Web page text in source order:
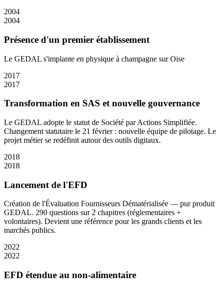
2004
2004
Présence d'un premier établissement
Le GEDAL s'implante en physique à champagne sur Oise
2017
2017
Transformation en SAS et nouvelle gouvernance
Le GEDAL adopte le statut de Société par Actions Simplifiée.
Changement statutaire le 21 février : nouvelle équipe de pilotage. Le
projet métier se redéfinit autour des outils digitaux.
2018
2018
Lancement de l'EFD
Création de l'Évaluation Fournisseurs Dématérialisée — pur produit
GEDAL. 290 questions sur 2 chapitres (réglementaires +
volontaires). Devient une référence pour les grands clients et les
marchés publics.
2022
2022
EFD étendue au non-alimentaire